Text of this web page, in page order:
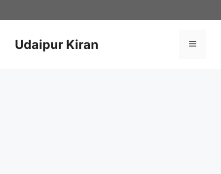
to
Udaipur Kiran Menu